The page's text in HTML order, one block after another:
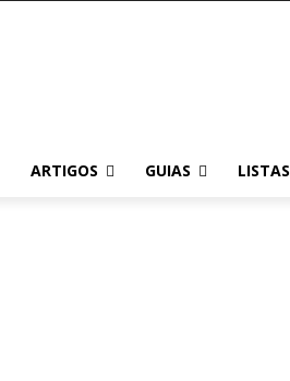
ARTIGOS GUIAS LISTAS